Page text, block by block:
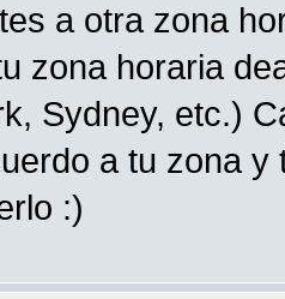
a otra zona
zona horaria
Sydney, etc.)
a tu zona
:)